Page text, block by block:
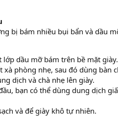
bị bám nhiều bụi bẩn và dầu
dầu mỡ bám trên bề mặt giày.
xà phòng nhẹ, sau đó dùng bàn
dịch và chà nhẹ lên giày.
bạn có thể dùng dung dịch
và để giày khô tự nhiên.